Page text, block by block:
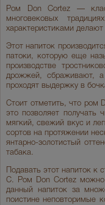
Ром Don Cortez —
многовековых
характеристиками
Этот напиток
патоки, которую еще
производстве
дрожжей, сбраживают, а
проходят выдержку в
Стоит отметить, что ром
это позволяет получать
мягкий, свежий вкус и
сортов на протяжении
янтарно-золотистый
табака.
Подавать этот напиток
С. Ром Don Cortez можно
данный напиток за
поистине неповторимые